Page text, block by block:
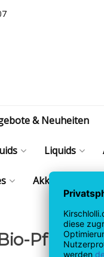
& Neuheiten
Liquids
Akkus | Coils |
Pflege,